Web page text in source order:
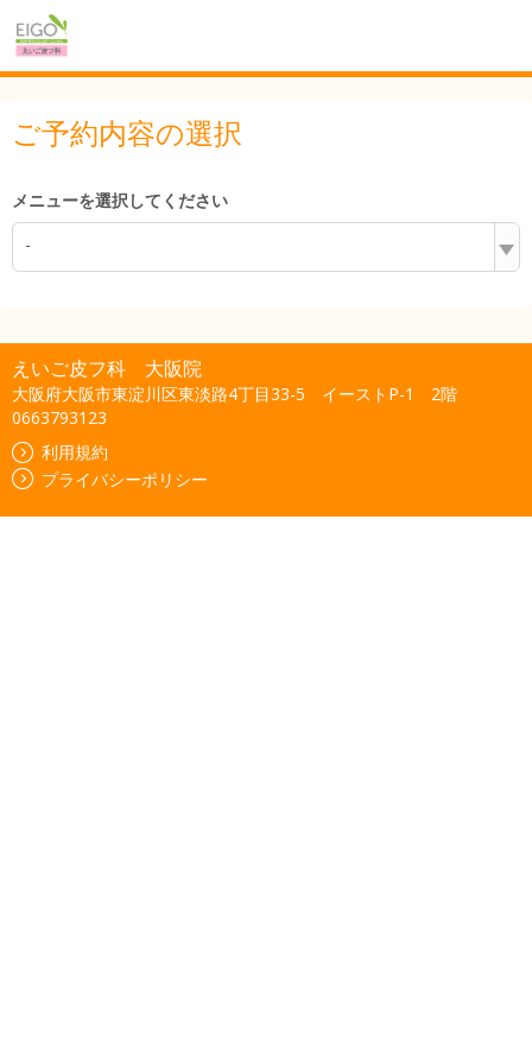
ご予約内容の選択
メニューを選択してください
-
えいご皮フ科 大阪院
大阪府大阪市東淀川区東淡路4丁目33-5 イーストP-1 2階
0663793123
利用規約
プライバシーポリシー